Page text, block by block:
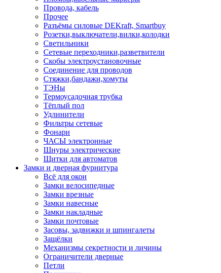
Провода, кабель
Прочее
Разъёмы силовые DEKraft, Smartbuy
Розетки,выключатели,вилки,колодки
Светильники
Сетевые переходники,разветвители
Скобы электроустановочные
Соединение для проводов
Стяжки,бандажи,хомуты
ТЭНы
Термоусадочная трубка
Тёплый пол
Удлинители
Фильтры сетевые
Фонари
ЧАСЫ электронные
Шнуры электрические
Щитки для автоматов
Замки и дверная фурнитура
Всё для окон
Замки велосипедные
Замки врезные
Замки навесные
Замки накладные
Замки почтовые
Засовы, задвижки и шпингалеты
Защёлки
Механизмы секретности и личины
Ограничители дверные
Петли